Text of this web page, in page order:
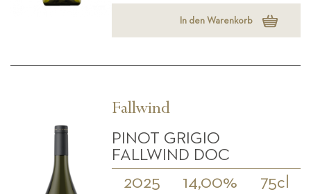
In den Warenkorb
Fallwind
PINOT GRIGIO
FALLWIND DOC
2025 14,00% 75cl